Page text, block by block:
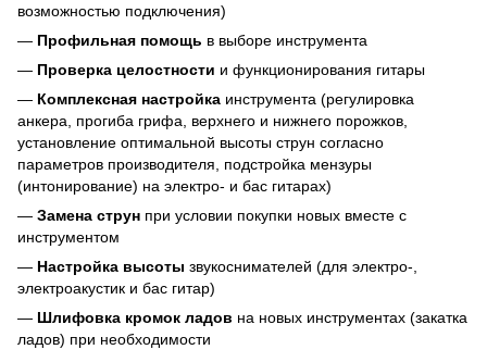
возможностью подключения)
— Профильная помощь в выборе инструмента
— Проверка целостности и функционирования гитары
— Комплексная настройка инструмента (регулировка
анкера, прогиба грифа, верхнего и нижнего порожков,
установление оптимальной высоты струн согласно
параметров производителя, подстройка мензуры
(интонирование) на электро- и бас гитарах)
— Замена струн при условии покупки новых вместе с
инструментом
— Настройка высоты звукоснимателей (для электро-,
электроакустик и бас гитар)
— Шлифовка кромок ладов на новых инструментах (закатка
ладов) при необходимости